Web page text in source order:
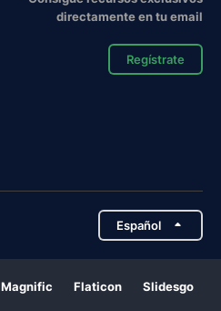
directamente en tu email
Regístrate
Español
Magnific Flaticon Slidesgo